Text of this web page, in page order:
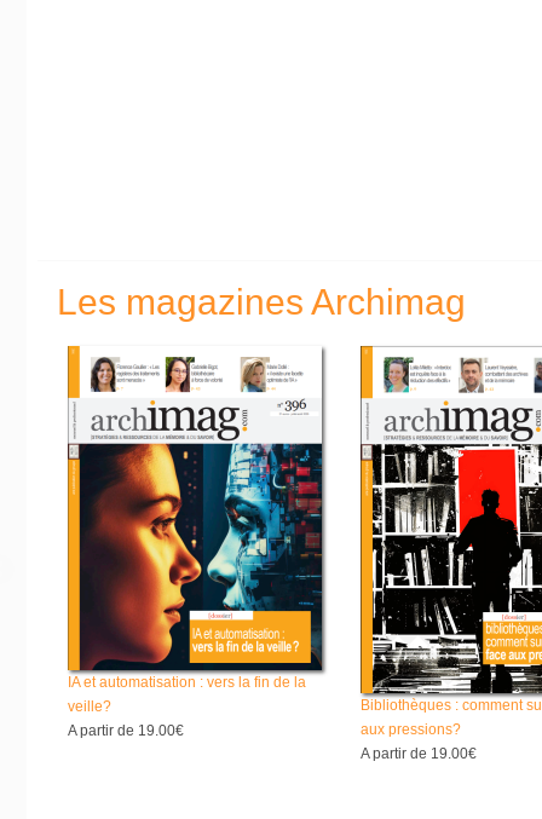
Les magazines Archimag
IA et automatisation : vers la fin de la
veille?
A partir de 19.00€
Bibliothèques : comment
aux pressions?
A partir de 19.00€